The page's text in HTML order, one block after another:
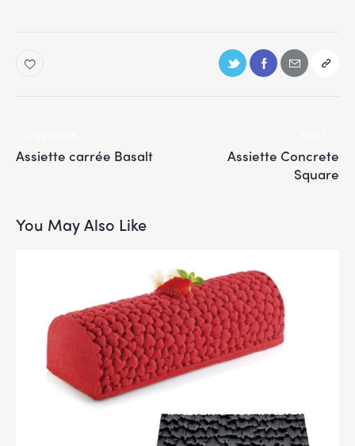
Assiette carrée Basalt
Assiette Concrete
Square
You May Also Like